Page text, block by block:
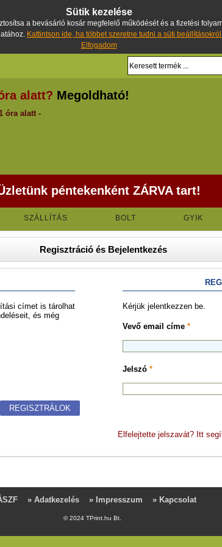
Sütik kezelése
a bevásárló kosár megfelelő működését és a fizetési
Kattintson ide, ha többet szeretne tudni a süti
Elfogadom
alatt? Megoldható!
óra alatt -
SZÁLLÍTÁS BOLT GYIK
péntekenként ZÁRVA tart!
Regisztráció és Bejelentkezés
címet is tárolhat
és még
REGISZTRÁLOK
Kérjük jelentkezzen be.
Vevő email címe *
Jelszó *
Elfelejtette jelszavát? Itt
» Adatkezelés » Impresszum » Kapcsolat
© 2024 TPrint.hu Bt.